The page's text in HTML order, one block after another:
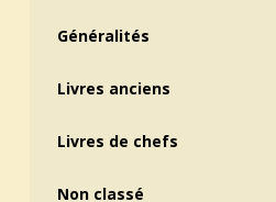
Généralités
Livres anciens
Livres de chefs
Non classé